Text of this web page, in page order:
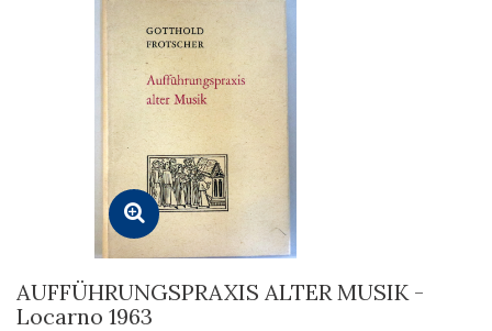
AUFFÜHRUNGSPRAXIS ALTER MUSIK -
Locarno 1963